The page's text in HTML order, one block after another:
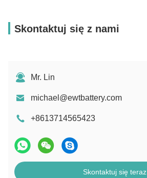
Skontaktuj się z nami
Mr. Lin
michael@ewtbattery.com
+8613714565423
Skontaktuj się teraz